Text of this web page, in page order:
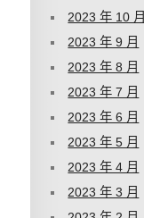
2023 年 10 月
2023 年 9 月
2023 年 8 月
2023 年 7 月
2023 年 6 月
2023 年 5 月
2023 年 4 月
2023 年 3 月